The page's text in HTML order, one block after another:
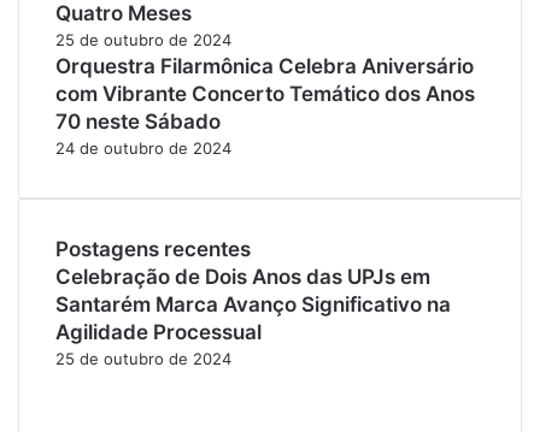
Quatro Meses
25 de outubro de 2024
Orquestra Filarmônica Celebra Aniversário
com Vibrante Concerto Temático dos Anos
70 neste Sábado
24 de outubro de 2024
Postagens recentes
Celebração de Dois Anos das UPJs em
Santarém Marca Avanço Significativo na
Agilidade Processual
25 de outubro de 2024